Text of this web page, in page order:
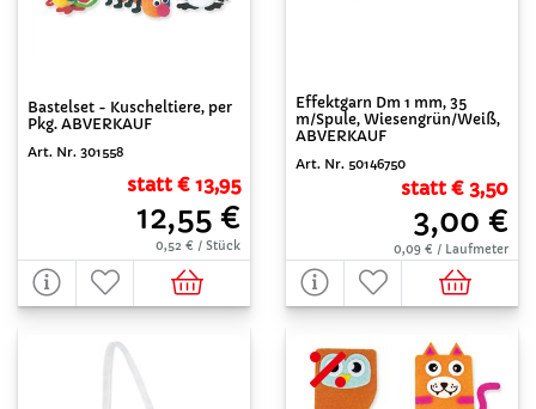
Bastelset - Kuscheltiere, per
Pkg. ABVERKAUF
Art. Nr. 301558
statt € 13,95
12,55 €
0,52 € / Stück
Effektgarn Dm 1 mm, 35
m/Spule, Wiesengrün/Weiß,
ABVERKAUF
Art. Nr. 50146750
statt € 3,50
3,00 €
0,09 € / Laufmeter